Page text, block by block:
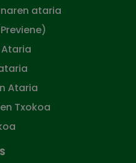
ataria
Ataria
Txokoa